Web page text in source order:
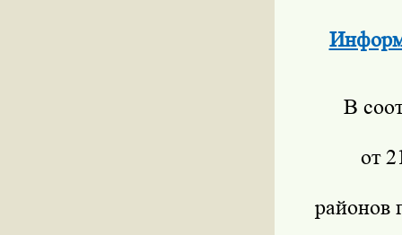
В
от
районов